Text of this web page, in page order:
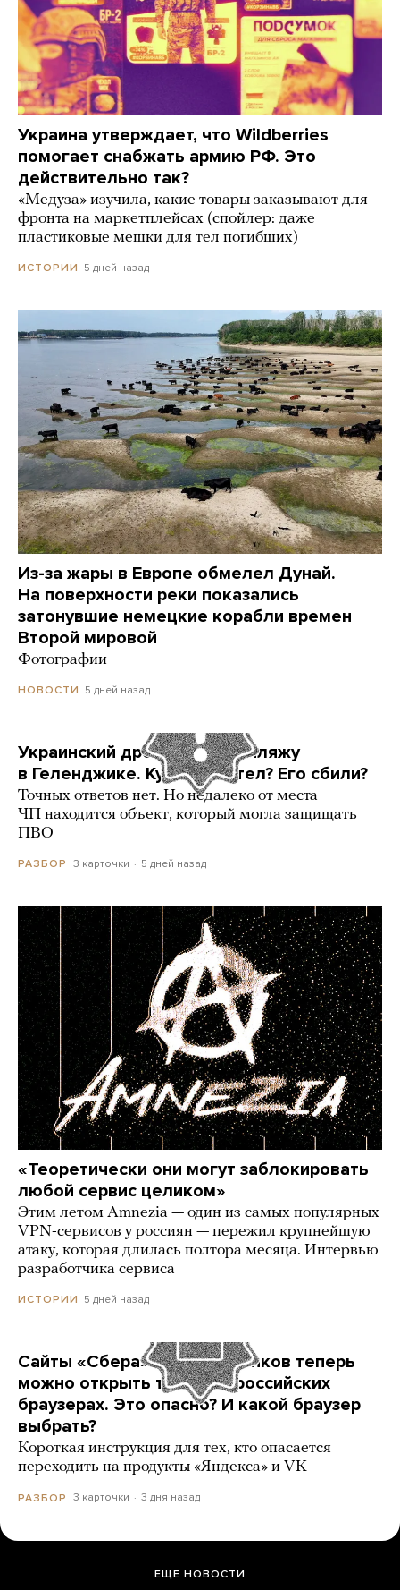
Украина утверждает, что Wildberries
помогает снабжать армию РФ. Это
действительно так?
«Медуза» изучила, какие товары заказывают для
фронта на маркетплейсах (спойлер: даже
пластиковые мешки для тел погибших)
ИСТОРИИ 5 дней назад
Из-за жары в Европе обмелел Дунай.
На поверхности реки показались
затонувшие немецкие корабли времен
Второй мировой
Фотографии
НОВОСТИ 5 дней назад
Украинский дрон попал по пляжу
в Геленджике. Куда он летел? Его сбили?
Точных ответов нет. Но недалеко от места
ЧП находится объект, который могла защищать
ПВО
РАЗБОР 3 карточки 5 дней назад
«Теоретически они могут заблокировать
любой сервис целиком»
Этим летом Amnezia — один из самых популярных
VPN-сервисов у россиян — пережил крупнейшую
атаку, которая длилась полтора месяца. Интервью
разработчика сервиса
ИСТОРИИ 5 дней назад
Сайты «Сбера» и других банков теперь
можно открыть только в российских
браузерах. Это опасно? И какой браузер
выбрать?
Короткая инструкция для тех, кто опасается
переходить на продукты «Яндекса» и VK
РАЗБОР 3 карточки 3 дня назад
ЕЩЕ НОВОСТИ